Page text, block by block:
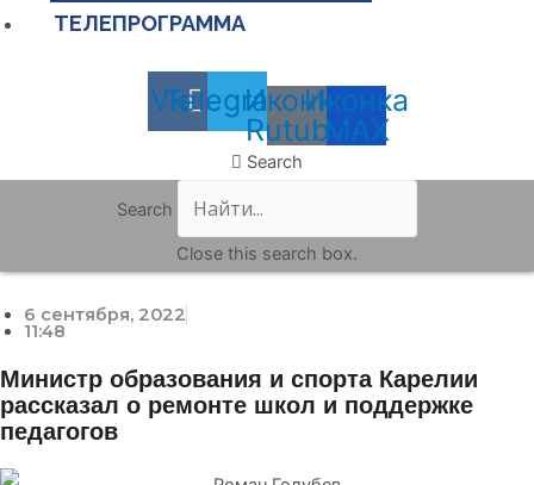
ТЕЛЕПРОГРАММА
Vk
TelegramИконка
Rutube
Иконка
MAX
Search
Search
Close this search box.
6 сентября, 2022
11:48
Министр образования и спорта Карелии
рассказал о ремонте школ и поддержке
педагогов